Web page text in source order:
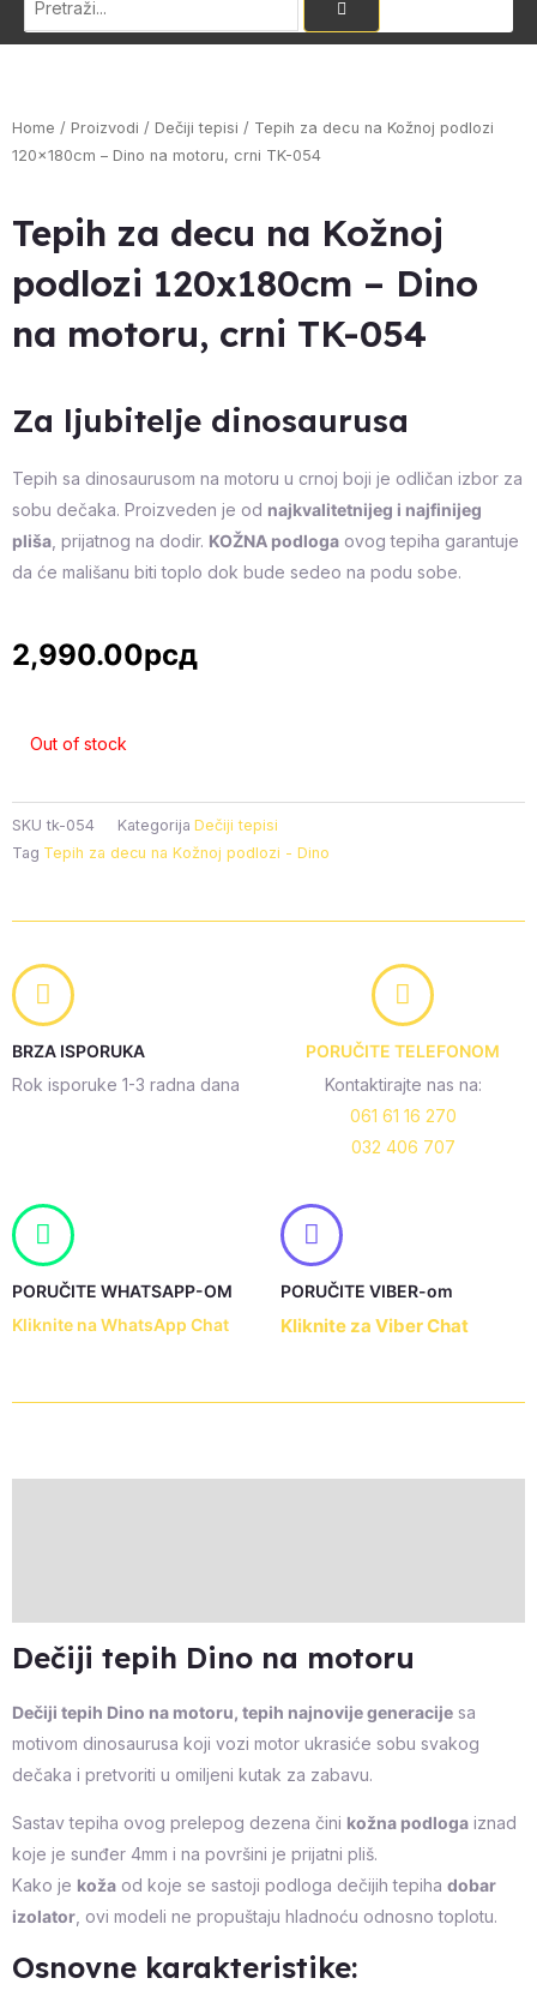
Home / Proizvodi / Dečiji tepisi / Tepih za decu na Kožnoj podlozi
120x180cm – Dino na motoru, crni TK-054
Tepih za decu na Kožnoj
podlozi 120x180cm – Dino
na motoru, crni TK-054
Za ljubitelje dinosaurusa
Tepih sa dinosaurusom na motoru u crnoj boji je odličan izbor za
sobu dečaka. Proizveden je od najkvalitetnijeg i najfinijeg
pliša , prijatnog na dodir. KOŽNA podloga ovog tepiha garantuje
da će mališanu biti toplo dok bude sedeo na podu sobe.
2,990.00рсд
Out of stock
SKU tk-054 Kategorija Dečiji tepisi
Tag Tepih za decu na Kožnoj podlozi - Dino
BRZA ISPORUKA
Rok isporuke 1-3 radna dana
PORUČITE TELEFONOM
Kontaktirajte nas na:
061 61 16 270
032 406 707
PORUČITE WHATSAPP-OM
Kliknite na WhatsApp Chat
PORUČITE VIBER-om
Kliknite za Viber Chat
Dečiji tepih Dino na motoru
Dečiji tepih Dino na motoru, tepih najnovije generacije sa
motivom dinosaurusa koji vozi motor ukrasiće sobu svakog
dečaka i pretvoriti u omiljeni kutak za zabavu.
Sastav tepiha ovog prelepog dezena čini kožna podloga iznad
koje je sunđer 4mm i na površini je prijatni pliš.
Kako je koža od koje se sastoji podloga dečijih tepiha dobar
izolator , ovi modeli ne propuštaju hladnoću odnosno toplotu.
Osnovne karakteristike: